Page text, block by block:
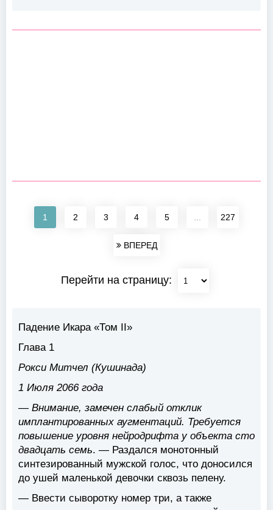
1 2 3 4 5 ... 227
ВПЕРЕД
Перейти на страницу:
Падение Икара «Том II»
Глава 1
Рокси Митчел (Кушинада)
1 Июля 2066 года
— Внимание, замечен слабый отклик
имплантированных аугментаций. Требуется
повышение уровня нейродрифта у объекта сто
двадцать семь. — Раздался монотонный
синтезированный мужской голос, что доносился
до ушей маленькой девочки сквозь пелену.
— Ввести сыворотку номер три, а также